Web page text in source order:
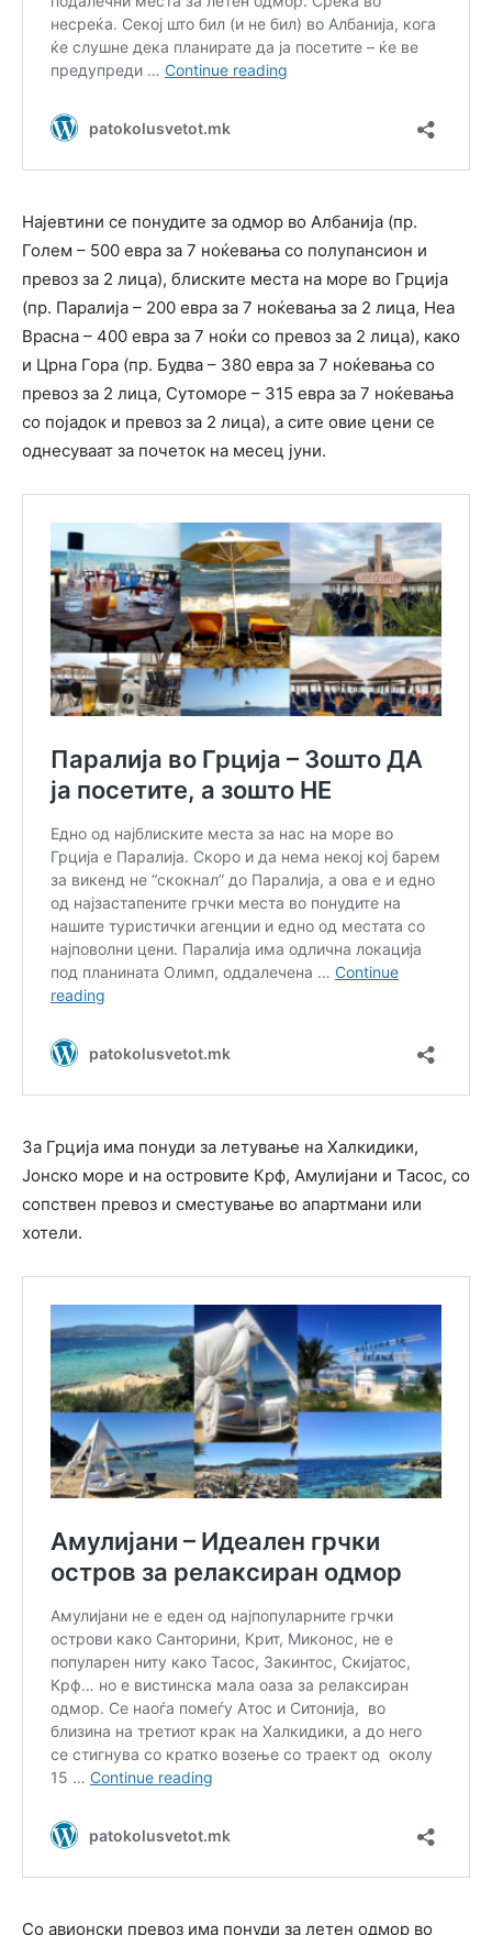
Најевтини се понудите за одмор во Албанија (пр.
Голем – 500 евра за 7 ноќевања со полупансион и
превоз за 2 лица), блиските места на море во Грција
(пр. Паралија – 200 евра за 7 ноќевања за 2 лица, Неа
Врасна – 400 евра за 7 ноќи со превоз за 2 лица), како
и Црна Гора (пр. Будва – 380 евра за 7 ноќевања со
превоз за 2 лица, Сутоморе – 315 евра за 7 ноќевања
со појадок и превоз за 2 лица), а сите овие цени се
однесуваат за почеток на месец јуни.
За Грција има понуди за летување на Халкидики,
Јонско море и на островите Крф, Амулијани и Тасос, со
сопствен превоз и сместување во апартмани или
хотели.
Со авионски превоз има понуди за летен одмор во